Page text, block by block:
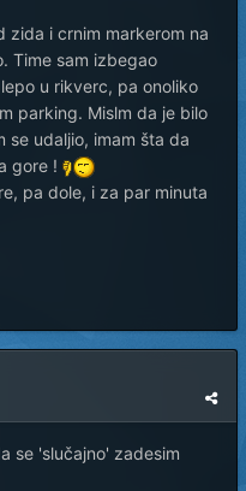
zida i crnim markerom na
Time sam izbegao
u rikverc, pa onoliko
parking. Mislm da je bilo
udaljio, imam šta da
gore !
pa dole, i za par minuta
se 'slučajno' zadesim